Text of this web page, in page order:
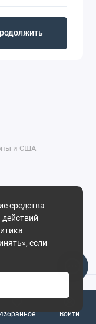
Войти
средства
если
и США